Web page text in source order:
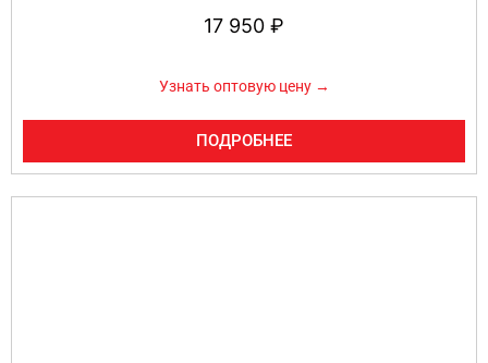
17 950 ₽
Узнать оптовую цену →
ПОДРОБНЕЕ